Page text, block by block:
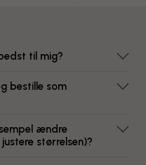
til mig?
bestille som
ændre
størrelsen)?